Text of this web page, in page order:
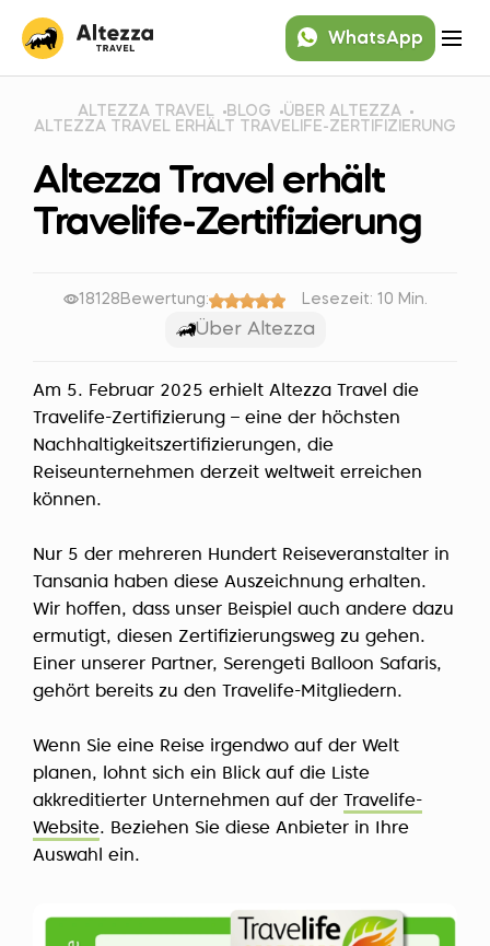
WhatsApp
ALTEZZA TRAVEL BLOG
ÜBER ALTEZZA
ALTEZZA TRAVEL ERHÄLT TRAVELIFE-ZERTIFIZIERUNG
Altezza Travel erhält
Travelife-Zertifizierung
18128 Bewertung: Lesezeit: 10 Min.
Über Altezza
Am 5. Februar 2025 erhielt Altezza Travel die
Travelife-Zertifizierung – eine der höchsten
Nachhaltigkeitszertifizierungen, die
Reiseunternehmen derzeit weltweit erreichen
können.
Nur 5 der mehreren Hundert Reiseveranstalter in
Tansania haben diese Auszeichnung erhalten.
Wir hoffen, dass unser Beispiel auch andere dazu
ermutigt, diesen Zertifizierungsweg zu gehen.
Einer unserer Partner, Serengeti Balloon Safaris,
gehört bereits zu den Travelife-Mitgliedern.
Wenn Sie eine Reise irgendwo auf der Welt
planen, lohnt sich ein Blick auf die Liste
akkreditierter Unternehmen auf der
Travelife-
Website. Beziehen Sie diese Anbieter in Ihre
Auswahl ein.